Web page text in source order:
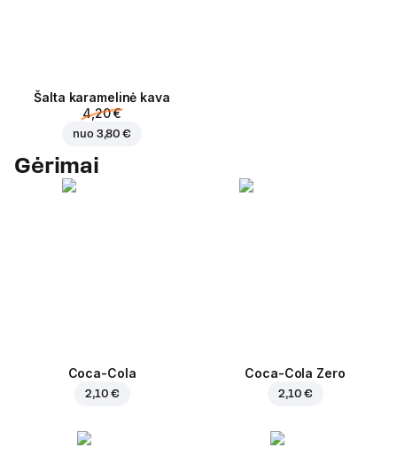
Šalta karamelinė kava
4,20 €
nuo 3,80 €
Gėrimai
Coca-Cola
2,10 €
Coca-Cola Zero
2,10 €